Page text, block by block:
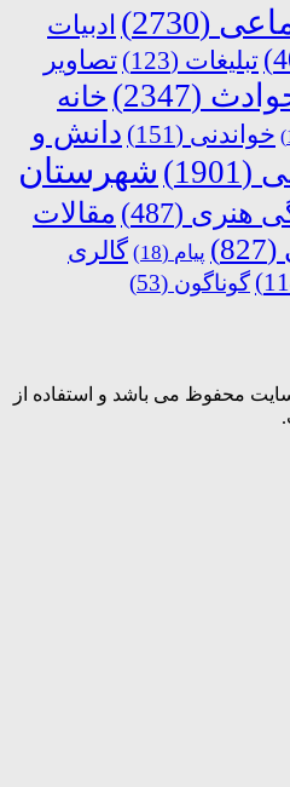
(2730)
ادبیات
تبلیغات (123)
تصاویر
(2347)
خانه
خواندنی (151)
دانش و
(1901)
شهرستان
هنری (487)
مقالات
(827) پیام (18)
گالری
گوناگون (53)
محفوظ می باشد و استفاده از